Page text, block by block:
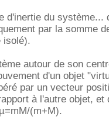
d'inertie du système...
par la somme
isolé).
autour de son
d'un objet
par un vecteur
à l'autre objet,
(m+M).